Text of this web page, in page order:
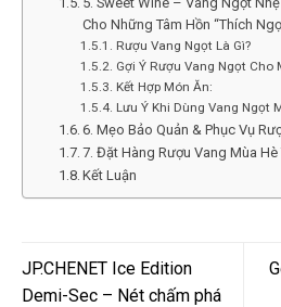
Cho Những Tâm Hồn “Thích
Rượu Vang Ngọt Là Gì?
Gợi Ý Rượu Vang Ngọt Cho
Kết Hợp Món Ăn:
Lưu Ý Khi Dùng Vang Ngọt
6. Mẹo Bảo Quản & Phục Vụ
7. Đặt Hàng Rượu Vang Mùa
Kết Luận
JP.CHENET Ice Edition
Demi-Sec – Nét chấm phá